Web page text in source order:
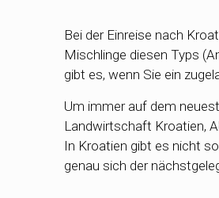
Bei der Einreise nach
Mischlinge diesen Typs
gibt es, wenn Sie ein
Um immer auf dem
Landwirtschaft Kroatien,
In Kroatien gibt es nicht
genau sich der